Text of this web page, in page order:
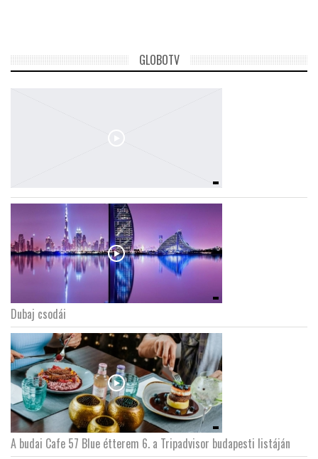
GLOBOTV
Dubaj csodái
A budai Cafe 57 Blue étterem 6. a Tripadvisor budapesti listáján